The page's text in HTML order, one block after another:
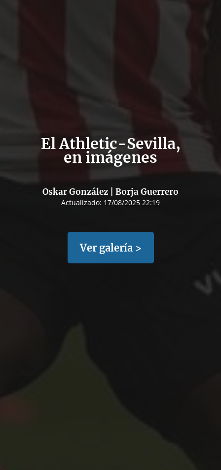
El Athletic-Sevilla,
en imágenes
Oskar González | Borja Guerrero
Actualizado: 17/08/2025 22:19
Ver galería >